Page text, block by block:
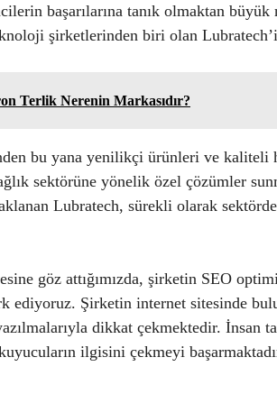
başarılarına tanık olmaktan
şirketlerinden biri olan
Terlik Nerenin Markasıdır?
bu yana yenilikçi ürünleri ve kaliteli
sektörüne yönelik özel çözümler
Lubratech, sürekli olarak
göz attığımızda, şirketin SEO
ediyoruz. Şirketin internet sitesinde
dikkat çekmektedir. İnsan
ilgisini çekmeyi